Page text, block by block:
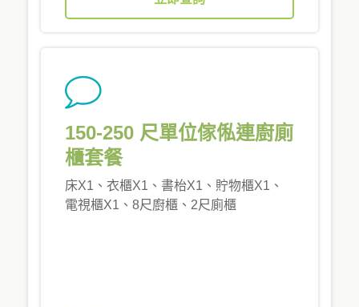
150-250 尺單位傢俬連廚廁
櫃套餐
床X1、衣櫃X1、書枱X1、貯物櫃X1、
電視櫃X1、8尺廚櫃、2尺廁櫃